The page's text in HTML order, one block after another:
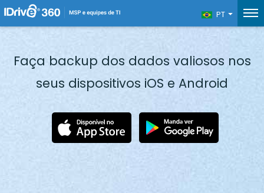
PT
Faça backup dos dados valiosos nos
seus dispositivos iOS e Android